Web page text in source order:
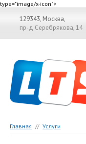
type="image/x-icon">
129343, Москва,
пр-д Серебрякова, 14
Главная // Услуги